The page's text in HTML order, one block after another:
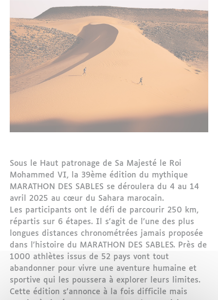
Sous le Haut patronage de Sa Majesté le Roi
Mohammed VI, la 39ème édition du mythique
MARATHON DES SABLES se déroulera du 4 au 14
avril 2025 au cœur du Sahara marocain.
Les participants ont le défi de parcourir 250 km,
répartis sur 6 étapes. Il s'agit de l’une des plus
longues distances chronométrées jamais proposée
dans l'histoire du MARATHON DES SABLES. Près de
1000 athlètes issus de 52 pays vont tout
abandonner pour vivre une aventure humaine et
sportive qui les poussera à explorer leurs limites.
Cette édition s'annonce à la fois difficile mais